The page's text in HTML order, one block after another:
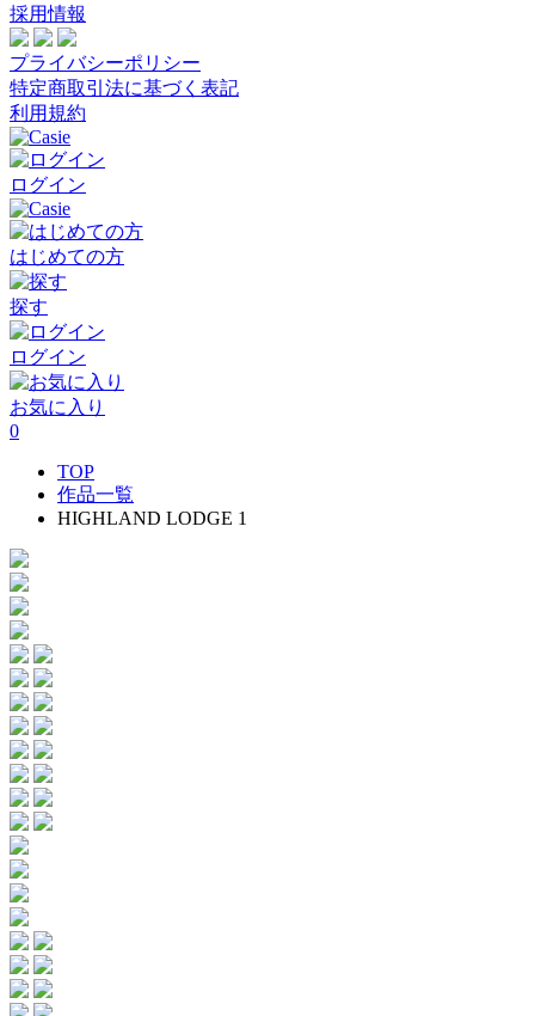
採用情報
プライバシーポリシー
特定商取引法に基づく表記
利用規約
ログイン
はじめての方
探す
ログイン
お気に入り
0
TOP
作品一覧
HIGHLAND LODGE 1